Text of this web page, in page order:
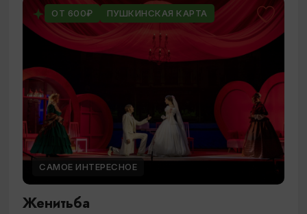
ОТ 600₽ ПУШКИНСКАЯ КАРТА
САМОЕ ИНТЕРЕСНОЕ
Женитьба